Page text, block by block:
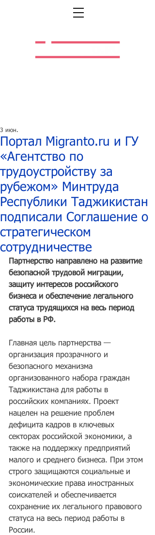
Портал Migranto.ru и ГУ
«Агентство по
трудоустройству за
рубежом» Минтруда
Республики Таджикистан
подписали Соглашение о
стратегическом
сотрудничестве
3 июн.
Партнерство направлено на развитие
безопасной трудовой миграции,
защиту интересов российского
бизнеса и обеспечение легального
статуса трудящихся на весь период
работы в РФ.
Главная цель партнерства —
организация прозрачного и
безопасного механизма
организованного набора граждан
Таджикистана для работы в
российских компаниях. Проект
нацелен на решение проблем
дефицита кадров в ключевых
секторах российской экономики, а
также на поддержку предприятий
малого и среднего бизнеса. При этом
строго защищаются социальные и
экономические права иностранных
соискателей и обеспечивается
сохранение их легального правового
статуса на весь период работы в
России.